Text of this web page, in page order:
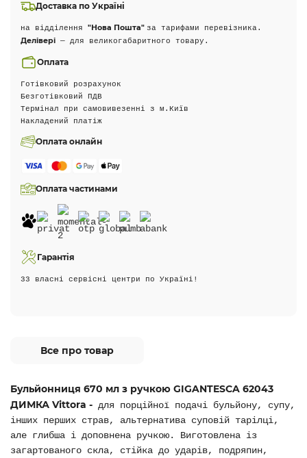
Доставка по Україні
на відділення "Нова Пошта" за тарифами перевізника.
Делівері — для великогабаритного товару.
Оплата
Готівковий розрахунок
Безготівковий ПДВ
Термінал при самовивезенні з м.Київ
Накладений платіж
Оплата онлайн
Оплата частинами
Гарантія
33 власні сервісні центри по Україні!
Все про товар
Бульйонниця 670 мл з ручкою GIGANTESCA 62043
ДИМКА Vittora - для порційної подачі бульйону, супу,
інших перших страв, альтернатива суповій тарілці,
але глибша і доповнена ручкою. Виготовлена із
загартованого скла, стійка до ударів, подряпин,